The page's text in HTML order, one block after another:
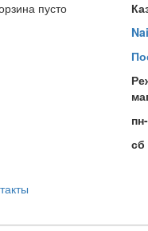
пусто
сб